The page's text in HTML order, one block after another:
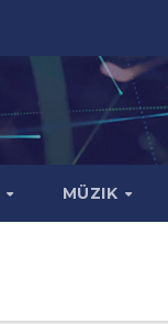
MÜZIK